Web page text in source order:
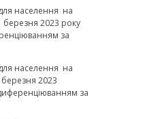
населення на
березня 2023 року
за
населення на
2023
за